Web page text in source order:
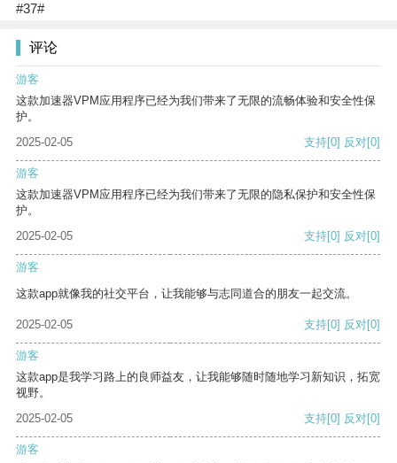
#37#
评论
游客
这款加速器VPM应用程序已经为我们带来了无限的流畅体验和安全性保
护。
2025-02-05
支持[0] 反对[0]
游客
这款加速器VPM应用程序已经为我们带来了无限的隐私保护和安全性保
护。
2025-02-05
支持[0] 反对[0]
游客
这款app就像我的社交平台，让我能够与志同道合的朋友一起交流。
2025-02-05 支持[0] 反对[0]
游客
这款app是我学习路上的良师益友，让我能够随时随地学习新知识，拓宽
视野。
2025-02-05
支持[0] 反对[0]
游客